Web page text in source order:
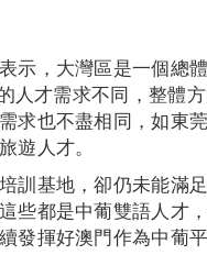
示，大灣區是一個總
人才需求不同，整體
求也不盡相同，如東
遊人才。
訓基地，卻仍未能滿
些都是中葡雙語人才
揮好澳門作為中葡平